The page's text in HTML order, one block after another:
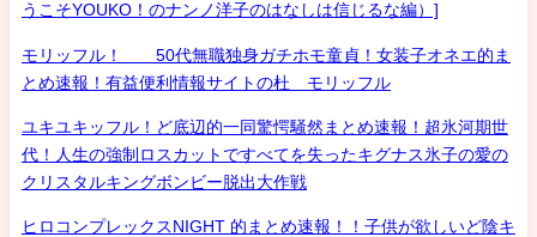
うこそYOUKO！のナンノ洋子のはなしは信じるな編）]
モリッフル！ 50代無職独身ガチホモ童貞！女装子オネエ的ま
とめ速報！有益便利情報サイトの杜 モリッフル
ユキユキッフル！ど底辺的一同驚愕騒然まとめ速報！超氷河期世
代！人生の強制ロスカットですべてを失ったキグナス氷子の愛の
クリスタルキングボンビー脱出大作戦
ヒロコンプレックスNIGHT 的まとめ速報！！子供が欲しいど陰キ